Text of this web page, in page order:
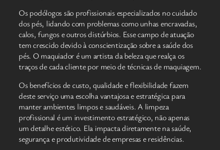
Os podólogos são profissionais especializados no cuidado
dos pés, lidando com problemas como unhas encravadas,
calos, fungos e outros distúrbios. Esse campo de atuação
tem crescido devido à conscientização sobre a saúde dos
pés. O maquiador é um artista da beleza que realça os
traços de cada cliente por meio de técnicas de maquiagem.
Os benefícios de custo, qualidade e flexibilidade fazem
deste serviço uma escolha vantajosa e estratégica para
manter ambientes limpos e saudáveis. A limpeza
profissional é um investimento estratégico, não apenas
um detalhe estético. Ela impacta diretamente na saúde,
segurança e produtividade de empresas e residências.